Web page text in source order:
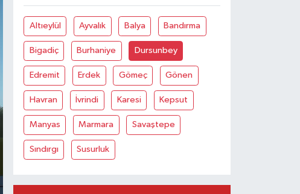
Altıeylül Ayvalık Balya Bandırma
Bigadiç Burhaniye Dursunbey
Edremit Erdek Gömeç Gönen
Havran İvrindi Karesi Kepsut
Manyas Marmara Savaştepe
Sındırgı Susurluk